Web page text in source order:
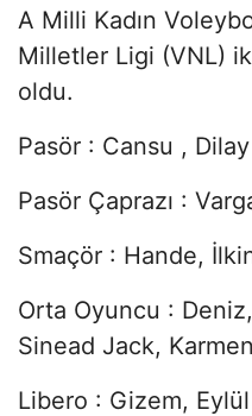
A Milli Kadın
Milletler Ligi (VNL)
oldu.
Pasör : Cansu ,
Pasör Çaprazı :
Smaçör : Hande,
Orta Oyuncu :
Sinead Jack, Karmen
Libero : Gizem, Eylül